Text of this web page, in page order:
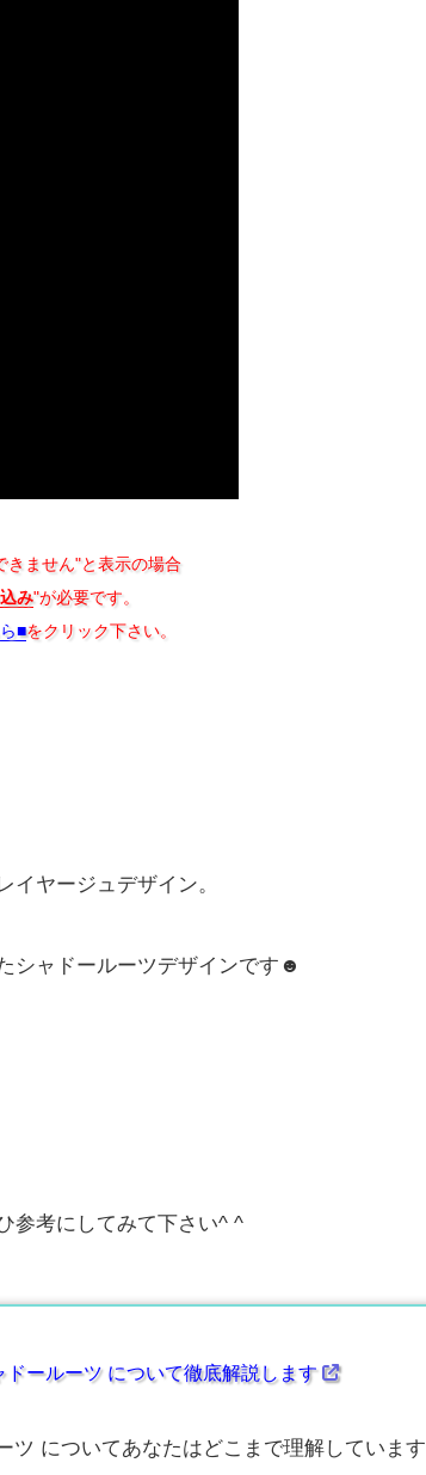
ません"と表示の場合
み"が必要です。
■をクリック下さい。
ヤージュデザイン。
シャドールーツデザインです☻
参考にしてみて下さい^ ^
ドールーツ について徹底解説します
ツ についてあなたはどこまで理解しています